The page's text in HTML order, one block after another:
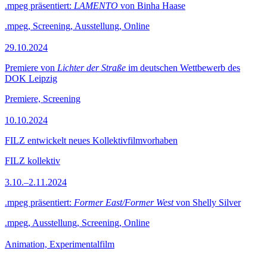
.mpeg präsentiert: LAMENTO von Binha Haase
.mpeg, Screening, Ausstellung, Online
29.10.2024
Premiere von Lichter der Straße im deutschen Wettbewerb des
DOK Leipzig
Premiere, Screening
10.10.2024
FILZ entwickelt neues Kollektivfilmvorhaben
FILZ kollektiv
3.10.–2.11.2024
.mpeg präsentiert: Former East/Former Westvon Shelly Silver
.mpeg, Ausstellung, Screening, Online
Animation, Experimentalfilm